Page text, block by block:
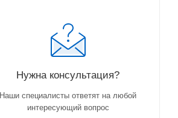
Нужна консультация?
Наши специалисты ответят на любой
интересующий вопрос